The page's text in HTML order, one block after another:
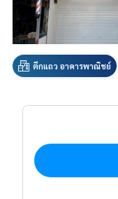
ตึกแถว อาคารพาณิชย์